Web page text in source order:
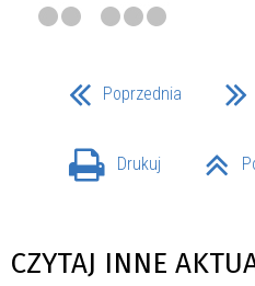
Poprzednia
Drukuj
CZYTAJ INNE